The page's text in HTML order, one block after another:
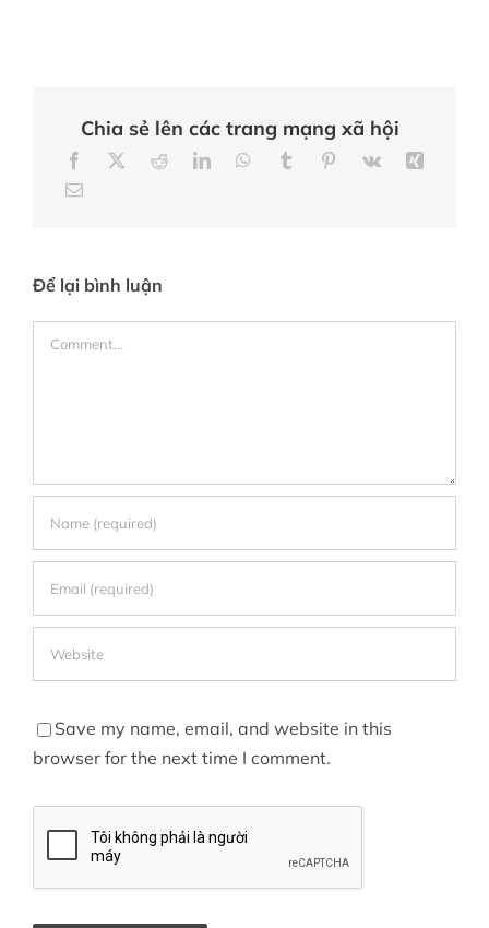
Chia sẻ lên các trang mạng xã hội
Để lại bình luận
Save my name, email, and website in this
browser for the next time I comment.